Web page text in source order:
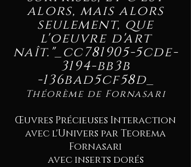
alors, mais alors
seulement, que
l'oeuvre d'art
naît."_cc781905-5cde-
3194-bb3b
-136bad5cf58d_
Théorème de Fornasari
Œuvres Précieuses Interaction
avec l'Univers par Teorema
Fornasari
avec inserts dorés